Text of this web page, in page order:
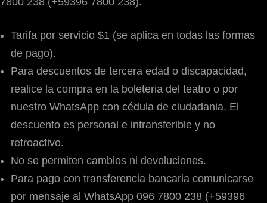
Tarifa por servicio $1 (se aplica en todas las formas
de pago).
Para descuentos de tercera edad o discapacidad,
realice la compra en la boleteria del teatro o por
nuestro WhatsApp con cédula de ciudadania. El
descuento es personal e intransferible y no
retroactivo.
No se permiten cambios ni devoluciones.
Para pago con transferencia bancaria comunicarse
por mensaje al WhatsApp 096 7800 238 (+59396